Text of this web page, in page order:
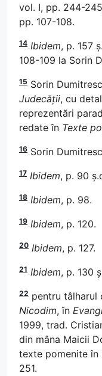
vol. I, pp. 244-
pp. 107-108.
14 Ibidem, p. 157
108-109 la Sorin
15 Sorin
Judecății, cu
reprezentări
redate în Texte
16 Sorin
17 Ibidem, p. 90
18 Ibidem, p. 98.
19 Ibidem, p. 120.
20 Ibidem, p. 127.
21 Ibidem, p. 130
22 pentru tâlharul
Nicodim, în
1999, trad.
din mâna Maicii
texte pomenite în
251.